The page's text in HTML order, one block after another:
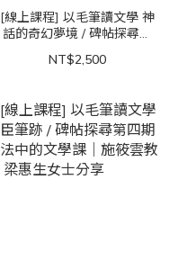
[線上課程] 以毛筆讀文學 神
話的奇幻夢境 / 碑帖探尋第
雲教授 & 梁惠生女士
NT$2,500